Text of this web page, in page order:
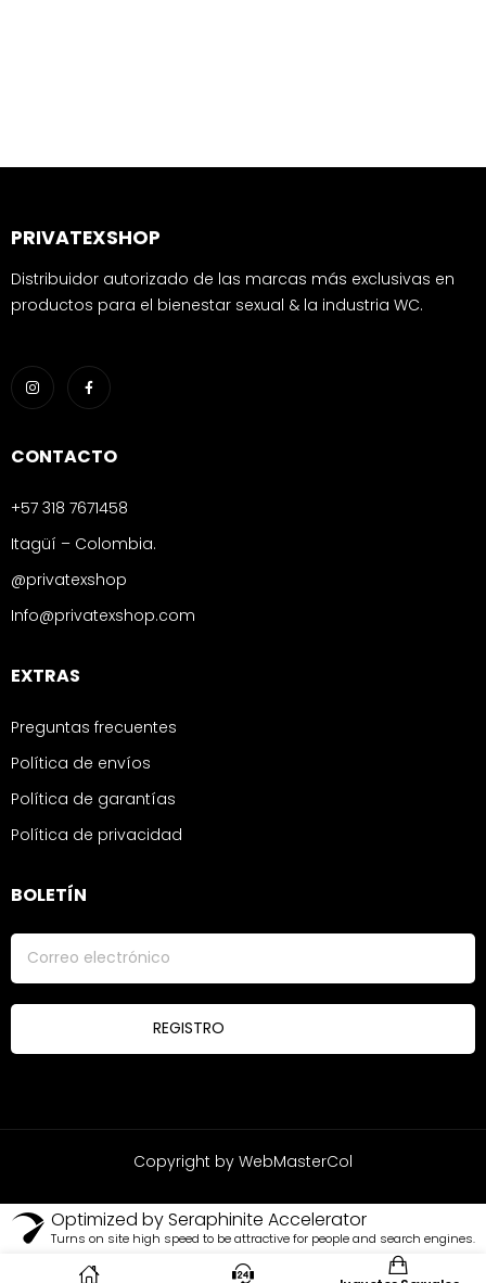
PRIVATEXSHOP
Distribuidor autorizado de las marcas más exclusivas en
productos para el bienestar sexual & la industria WC.
CONTACTO
+57 318 7671458
Itagüí – Colombia.
@privatexshop
Info@privatexshop.com
EXTRAS
Preguntas frecuentes
Política de envíos
Política de garantías
Política de privacidad
BOLETÍN
Copyright by WebMasterCol